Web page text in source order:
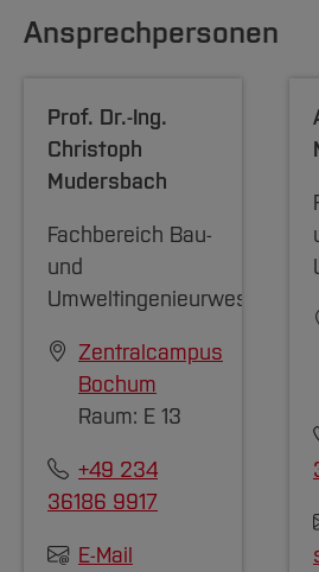
Arbeiten im FB G
International
Service
Studieninteressierte
Aktuelles
Forschung und
International
Team
Service
Notfall-Infos
Familiengerechte
Gleichstellung
Vertretungen
Wahlen
Hochschulbibliothek
International Office
Medienzentrum
qed-Stiftung
Zentrale Studienberatung
Ansprechpersonen
Prof. Dr.-Ing.
Christoph
Mudersbach
Fachbereich Bau-
und
Umweltingenieurwesen
Zentralcampus
Bochum
Raum: E 13
+49 234
36186 9917
E-Mail